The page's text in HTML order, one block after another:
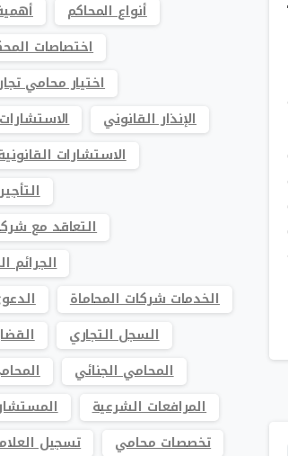
أنواع المحاكم
اختصاصات
اختيار محامي
الإنذار القانوني
الاستشارات
التعاقد مع
الجرائم
الخدمات شركات المحاماة
السجل التجاري
المحامي الجنائي
المرافعات الشرعية
تخصصات محامي
تسجيل